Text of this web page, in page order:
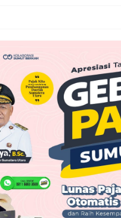
pada Semester I